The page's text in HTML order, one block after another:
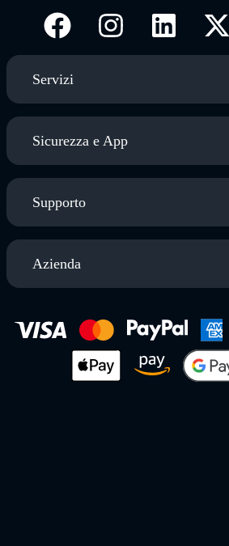
Servizi
Sicurezza e App
Supporto
Azienda